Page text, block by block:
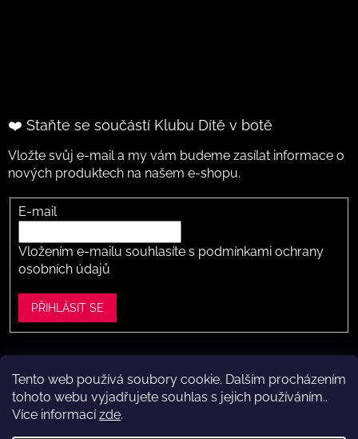
Tento web používá soubory cookie. Dalším procházením
tohoto webu vyjadřujete souhlas s jejich používáním..
Více informacízde.
❤️ Staňte se součástí Klubu Dítě v botě
Vložte svůj e-mail a my vám budeme zasílat informace o
nových produktech na našem e-shopu.
E-mail
Vložením e-mailu souhlasíte s podmínkami ochrany
osobních údajů
PŘIHLÁSIT SE
Vytvořil Shoptet